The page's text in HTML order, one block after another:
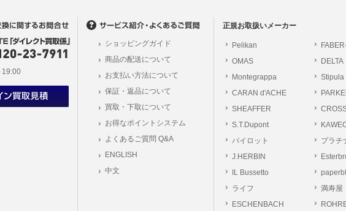
するご質問、ご相談にも対応いたします。尚、シュッピン会員のお客様は、当社が保有する個
※個人情報の開示請求には手数料として800円(税別)をご本人様にご負担いただいております。
(2)当社の個人情報に関するお問合せは、以下の窓口で承ります。お問合せの内容により必要な
シュッピン株式会
Mail：
ユーザーは、本サイトのメールマガジンの購読に際し、ユーザー本人の責任においてメールマガ
フォームにて入力されたメールアドレスに、本サイトのお知らせをメールにてお送りさせていた
本サイトからのメールの受け取りを希望されない場合は、下記リンクから設定の変更を行ってく
本サイト会員のお客様は こちら
※設定変更前にログインする必要があります。
メールマガジン会員のお客様はこちら
1) ユーザーは本サイト及び本サービスの利用に当たり、以下の行為を行なってはならないものと
(1) 他のユーザー、第三者もしくは弊社の著作権又はその他の権利を侵害する行為、及び侵害す
(2) 他のユーザー、第三者もしくは弊社の財産またはプライバシーを侵害する行為、及び侵害す
(3) 上記の他、他のユーザー、第三者もしくは弊社に不利益又は損害を与える行為、および与え
正規お取扱いメーカー
Pelikan
OMAS
DELTA
Montegrappa
Stipula
CARAN d'ACHE
SHEAFFER
S.T.Dupont
パイロット
プラチ
J.HERBIN
IL Bussetto
ライフ
満寿屋
ESCHENBACH
19:00
ショッピングガイド
商品の配送について
お支払い方法について
保証・返品について
買取・下取について
お得なポイントシステム
よくあるご質問 Q&A
ENGLISH
中文